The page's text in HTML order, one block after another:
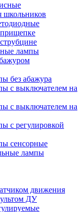
школьников
лампы
без абажура
с выключателем на
с выключателем на
с регулировкой
сенсорные
лампы
движения
ДУ